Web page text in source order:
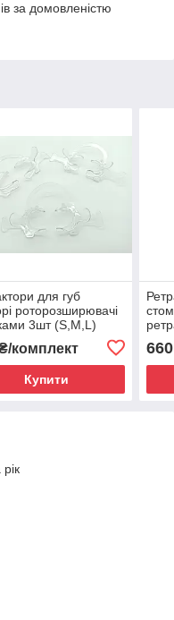
за домовленістю
для губ
роторозширювачі
3шт (S,M,L)
комплект
Купити
(4
660